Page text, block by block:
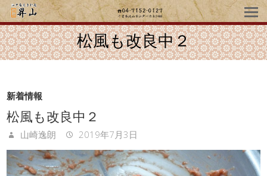
松風も改良中２
新着情報
松風も改良中２
山崎逸朗 2019年7月3日